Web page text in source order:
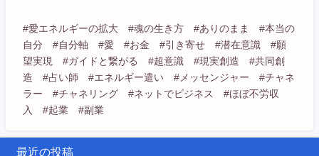
#愛エネルギーの拡大 #魂の生き方 #ありのまま #本当の
自分 #自分軸 #愛 #お金 #引き寄せ #潜在意識 #願
望実現 #ガイドと繋がる #超意識 #現実創造 #共同創
造 #占い師 #エネルギー遣い #メッセンジャー #チャネ
ラー #チャネリング #ネットでビジネス #ほぼ不労収
入 #起業 #副業
最近の投稿